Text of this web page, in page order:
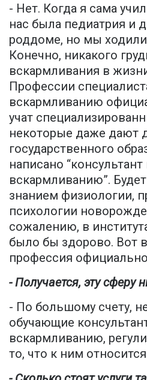
- Нет. Когда я сама
нас была педиатрия и
роддоме, но мы
Конечно, никакого
вскармливания в
Профессии
вскармливанию
учат
некоторые даже дают
государственного
написано
вскармливанию”.
знанием физиологии,
психологии
сожалению, в
было бы здорово. Вот
профессия
- Получается, эту сферу
- По большому счету,
обучающие
вскармливанию,
то, что к ним